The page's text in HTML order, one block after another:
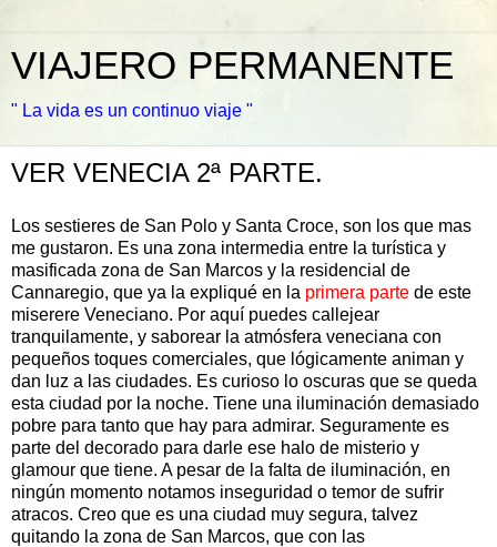
VIAJERO PERMANENTE
" La vida es un continuo viaje "
VER VENECIA 2ª PARTE.
Los sestieres de San Polo y Santa Croce, son los que mas
me gustaron. Es una zona intermedia entre la turística y
masificada zona de San Marcos y la residencial de
Cannaregio, que ya la expliqué en la primera parte de este
miserere Veneciano. Por aquí puedes callejear
tranquilamente, y saborear la atmósfera veneciana con
pequeños toques comerciales, que lógicamente animan y
dan luz a las ciudades. Es curioso lo oscuras que se queda
esta ciudad por la noche. Tiene una iluminación demasiado
pobre para tanto que hay para admirar. Seguramente es
parte del decorado para darle ese halo de misterio y
glamour que tiene. A pesar de la falta de iluminación, en
ningún momento notamos inseguridad o temor de sufrir
atracos. Creo que es una ciudad muy segura, talvez
quitando la zona de San Marcos, que con las